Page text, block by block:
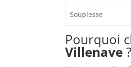
Souplesse
Pourquoi
Villenave?